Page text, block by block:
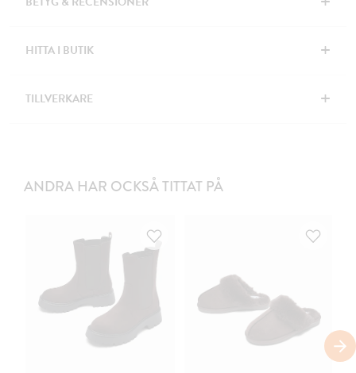
HITTA I BUTIK +
TILLVERKARE +
ANDRA HAR OCKSÅ TITTAT PÅ